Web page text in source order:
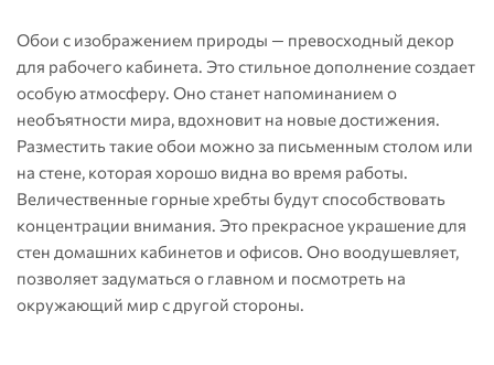
Обои с изображением природы — превосходный декор
для рабочего кабинета. Это стильное дополнение создает
особую атмосферу. Оно станет напоминанием о
необъятности мира, вдохновит на новые достижения.
Разместить такие обои можно за письменным столом или
на стене, которая хорошо видна во время работы.
Величественные горные хребты будут способствовать
концентрации внимания. Это прекрасное украшение для
стен домашних кабинетов и офисов. Оно воодушевляет,
позволяет задуматься о главном и посмотреть на
окружающий мир с другой стороны.